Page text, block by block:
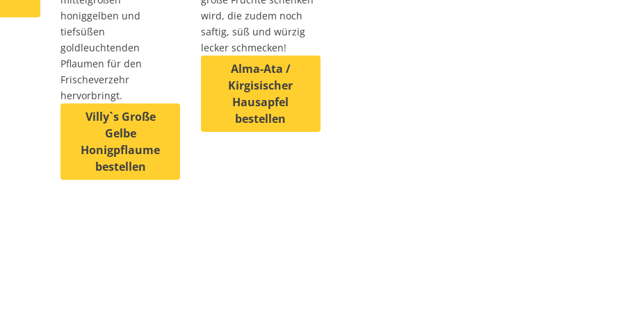
Die Optionen können auf der Produktseite gewählt werden
weist mehrere Varianten auf. Die Optionen können auf der Produktseite gewählt werden
honiggelben und
tiefsüßen
goldleuchtenden
Pflaumen für den
Frischeverzehr
hervorbringt.
Villy`s Große
Gelbe
Honigpflaume
bestellen
wird, die zudem noch
saftig, süß und würzig
lecker schmecken!
Alma-Ata /
Kirgisischer
Hausapfel
bestellen